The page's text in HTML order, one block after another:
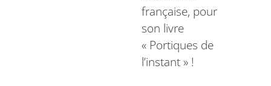
française, pour
son livre
« Portiques de
l’instant » !